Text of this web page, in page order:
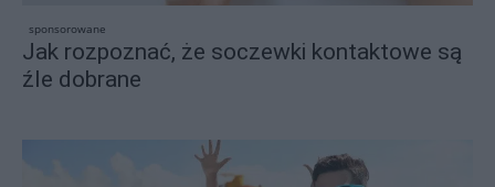
sponsorowane
Jak rozpoznać, że soczewki kontaktowe są
źle dobrane